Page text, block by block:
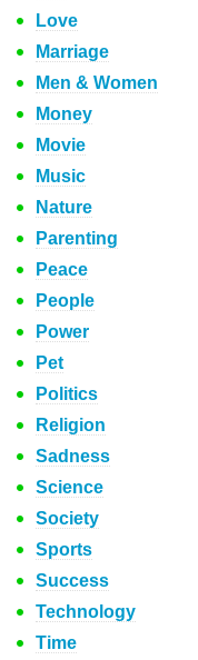
Love
Marriage
Men & Women
Money
Movie
Music
Nature
Parenting
Peace
People
Power
Pet
Politics
Religion
Sadness
Science
Society
Sports
Success
Technology
Time